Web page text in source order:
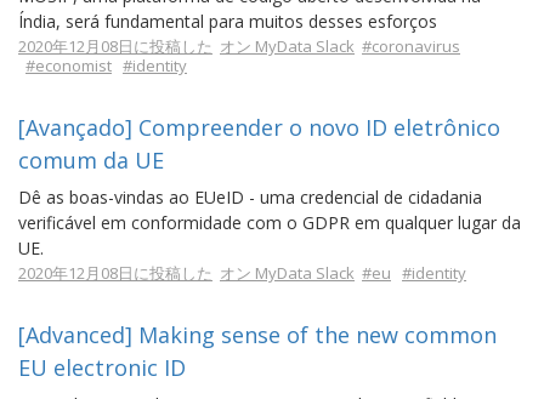
Índia, será fundamental para muitos desses esforços
2020年12月08日に投稿した オン MyData Slack #coronavirus
#economist #identity
[Avançado] Compreender o novo ID eletrônico
comum da UE
Dê as boas-vindas ao EUeID - uma credencial de cidadania
verificável em conformidade com o GDPR em qualquer lugar da
UE.
2020年12月08日に投稿した オン MyData Slack #eu #identity
[Advanced] Making sense of the new common
EU electronic ID